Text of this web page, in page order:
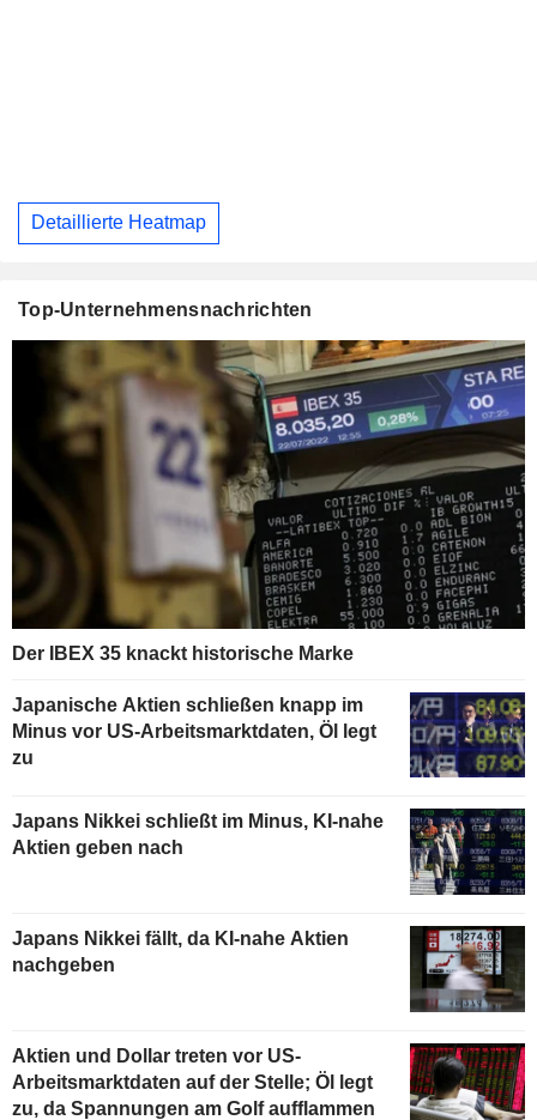
Detaillierte Heatmap
Top-Unternehmensnachrichten
Der IBEX 35 knackt historische Marke
Japanische Aktien schließen knapp im
Minus vor US-Arbeitsmarktdaten, Öl legt
zu
Japans Nikkei schließt im Minus, KI-nahe
Aktien geben nach
Japans Nikkei fällt, da KI-nahe Aktien
nachgeben
Aktien und Dollar treten vor US-
Arbeitsmarktdaten auf der Stelle; Öl legt
zu, da Spannungen am Golf aufflammen